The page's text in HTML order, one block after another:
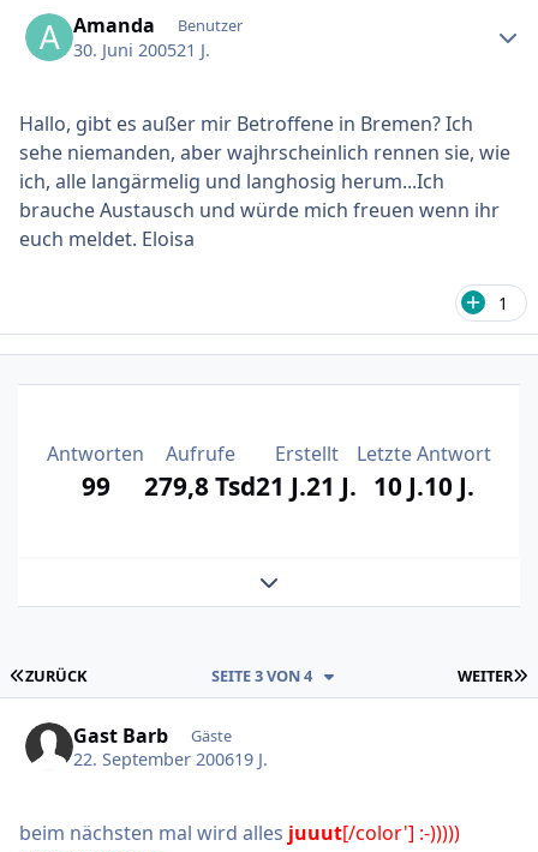
Amanda Benutzer
30. Juni 200521 J.
Hallo, gibt es außer mir Betroffene in Bremen? Ich
sehe niemanden, aber wajhrscheinlich rennen sie, wie
ich, alle langärmelig und langhosig herum...Ich
brauche Austausch und würde mich freuen wenn ihr
euch meldet. Eloisa
1
Antworten
99
Aufrufe
279,8 Tsd
Erstellt
21 J.21 J.
Letzte Antwort
10 J.10 J.
Themenansicht erweitern
ERSTE SEITE
ZURÜCK WEITER
SEITE 3 VON 4
Gast Barb Gäste
22. September 200619 J.
beim nächsten mal wird alles juuut[/color'] :-)))))